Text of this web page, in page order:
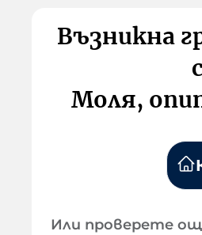
Възникна
Моля,
Или проверете